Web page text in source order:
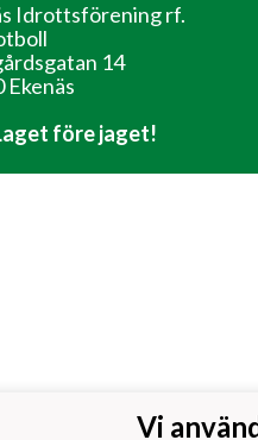
Idrottsförening rf.
14
Ekenäs
före jaget!
Vi